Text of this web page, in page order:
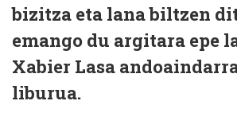
bizitza eta lana biltzen
emango du argitara epe
Xabier Lasa
liburua.